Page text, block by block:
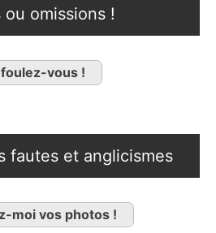
omissions !
vous !
fautes et anglicismes
moi vos photos !